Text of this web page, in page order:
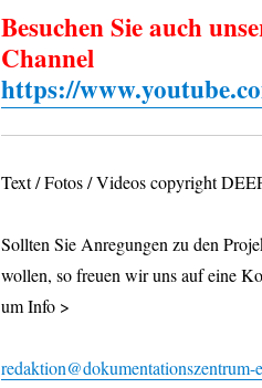
Besuchen Sie auch
Channel
https://
Text / Fotos / Videos copyright
Sollten Sie Anregungen zu den
wollen, so freuen wir uns auf eine
um Info >
redaktion@dokumentationszentrum-